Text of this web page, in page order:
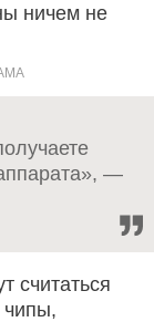
ничем не
—
считаться